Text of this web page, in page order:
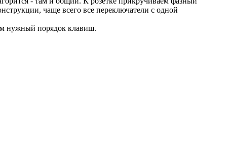
чаще всего все переключатели с одной
нужный порядок клавиш.